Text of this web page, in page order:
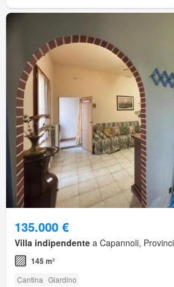
135.000 €
Villa indipendente a Capannoli,
145 m²
Cantina Giardino